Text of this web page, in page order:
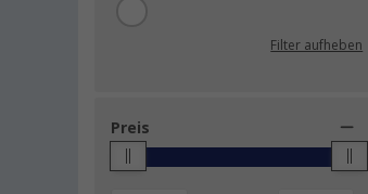
Rebel Outdoor (1)
Filter aufheben
Preis